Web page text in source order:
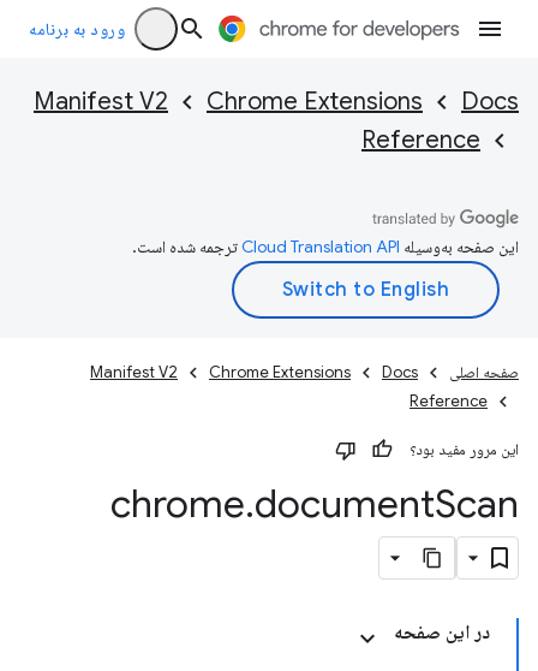
ورود به برنامه
Docs
Chrome Extensions
Manifest V2
Reference
این صفحه به‌وسیله ترجمه شده است.
صفحه اصلی Docs
Chrome Extensions
Manifest V2
Reference
این مرور مفید بود؟
chrome.documentScan
در این صفحه